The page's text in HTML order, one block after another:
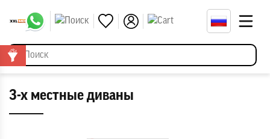
3-х местные диваны